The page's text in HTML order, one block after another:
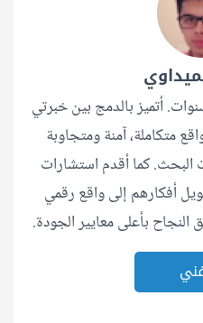
مواقع بخبرة تتجاوز 8 سنوات. أتميز بالدمج بين خبرتي
متكاملة، آمنة ومتجاوبة
كما أقدم استشارات
أفكارهم إلى واقع رقمي
بأعلى معايير الجودة.